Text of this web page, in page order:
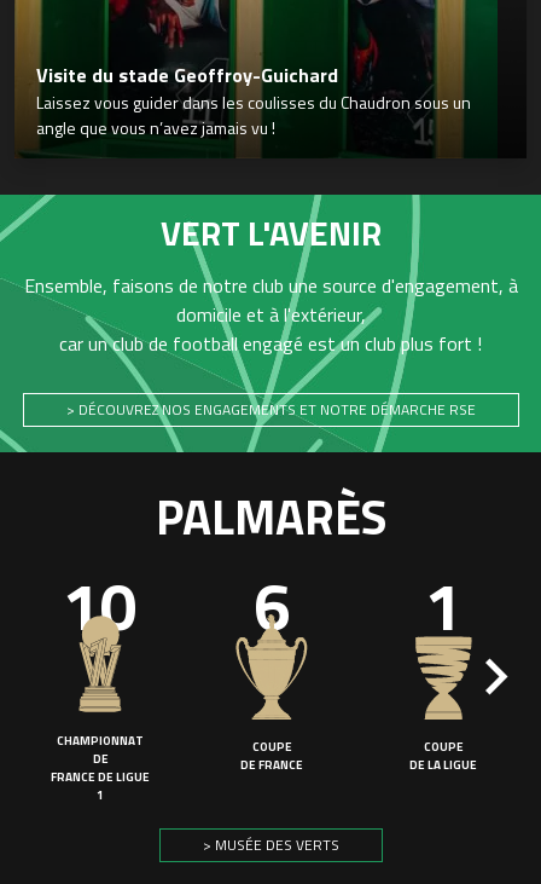
Visite du stade Geoffroy-Guichard
Laissez vous guider dans les coulisses du Chaudron sous un
angle que vous n’avez jamais vu !
VERT L'AVENIR
Ensemble, faisons de notre club une source d'engagement, à
domicile et à l'extérieur,
car un club de football engagé est un club plus fort !
> DÉCOUVREZ NOS ENGAGEMENTS ET NOTRE DÉMARCHE RSE
PALMARÈS
10
CHAMPIONNAT
DE
FRANCE DE LIGUE
1
6
COUPE
DE FRANCE
1
COUPE
DE LA LIGUE
> MUSÉE DES VERTS